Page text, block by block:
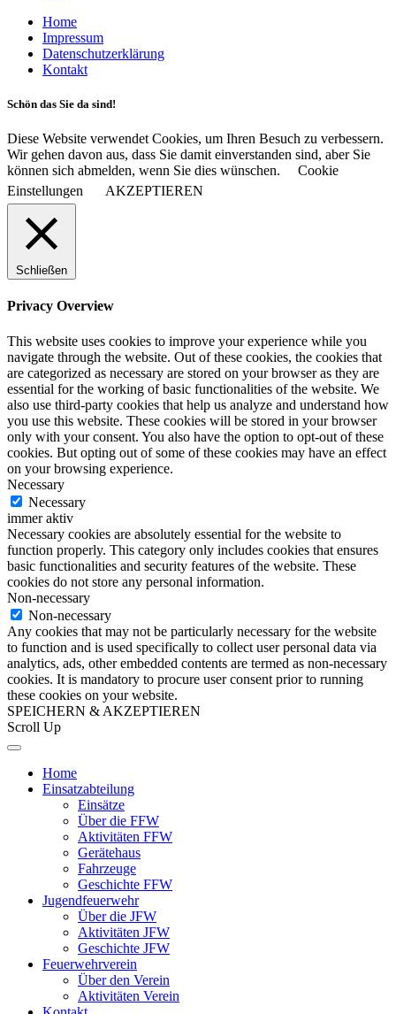
Home
Impressum
Datenschutzerklärung
Kontakt
Schön das Sie da sind!
Diese Website verwendet Cookies, um Ihren Besuch zu verbessern.
Wir gehen davon aus, dass Sie damit einverstanden sind, aber Sie
können sich abmelden, wenn Sie dies wünschen.
Cookie
Einstellungen
AKZEPTIEREN
Schließen
Privacy Overview
This website uses cookies to improve your experience while you
navigate through the website. Out of these cookies, the cookies that
are categorized as necessary are stored on your browser as they are
essential for the working of basic functionalities of the website. We
also use third-party cookies that help us analyze and understand how
you use this website. These cookies will be stored in your browser
only with your consent. You also have the option to opt-out of these
cookies. But opting out of some of these cookies may have an effect
on your browsing experience.
Necessary
Necessary
immer aktiv
Necessary cookies are absolutely essential for the website to
function properly. This category only includes cookies that ensures
basic functionalities and security features of the website. These
cookies do not store any personal information.
Non-necessary
Non-necessary
Any cookies that may not be particularly necessary for the website
to function and is used specifically to collect user personal data via
analytics, ads, other embedded contents are termed as non-necessary
cookies. It is mandatory to procure user consent prior to running
these cookies on your website.
SPEICHERN & AKZEPTIEREN
Scroll Up
Home
Einsatzabteilung
Einsätze
Über die FFW
Aktivitäten FFW
Gerätehaus
Fahrzeuge
Geschichte FFW
Jugendfeuerwehr
Über die JFW
Aktivitäten JFW
Geschichte JFW
Feuerwehrverein
Über den Verein
Aktivitäten Verein